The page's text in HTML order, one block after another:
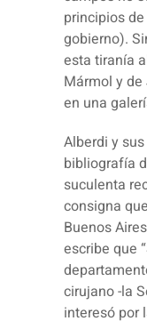
principios
gobierno).
esta tiranía
Mármol y
en una
Alberdi y
bibliografía
suculenta
consigna
Buenos
escribe que
cirujano -la
interesó por